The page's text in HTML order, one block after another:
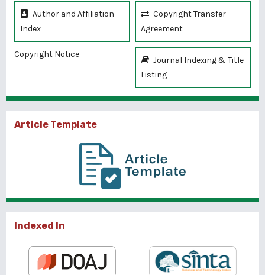
Author and Affiliation
Index
Copyright Transfer
Agreement
Copyright Notice
Journal Indexing & Title
Listing
Article Template
Indexed In